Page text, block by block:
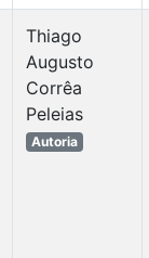
Thiago
Augusto
Corrêa
Peleias
Autoria